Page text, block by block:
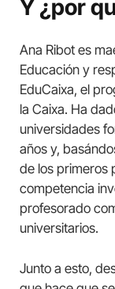
Y ¿por
Ana Ribot es
Educación y
EduCaixa, el
la Caixa. Ha
universidades
años y,
de los primeros
competencia
profesorado
universitarios.
Junto a esto,